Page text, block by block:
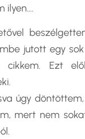
ilyen….
jutott egy
cikkem. Ezt
úgy
mert nem